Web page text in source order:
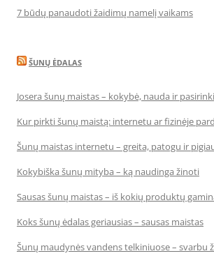
7 būdų panaudoti žaidimų namelį vaikams
ŠUNŲ ĖDALAS
Josera šunų maistas – kokybė, nauda ir
Kur pirkti šunų maistą: internetu ar fizinėje
Šunų maistas internetu – greita, patogu ir
Kokybiška šunų mityba – ką naudinga žinoti
Sausas šunų maistas – iš kokių produktų
Koks šunų ėdalas geriausias – sausas maistas
Šunų maudynės vandens telkiniuose – svarbu